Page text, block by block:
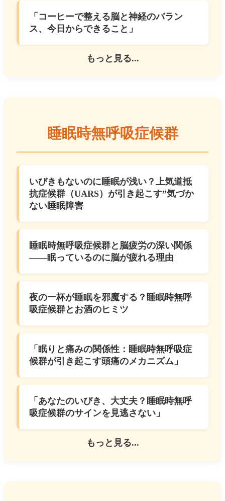
「コーヒーで整える脳と神経のバラン
ス、今日からできること」
もっと見る...
睡眠時無呼吸症候群
いびきもないのに睡眠が浅い？上気道抵
抗症候群（UARS）が引き起こす”気づか
ない睡眠障害
睡眠時無呼吸症候群と脳疲労の深い関係
――眠っているのに脳が疲れる理由
夜の一杯が睡眠を邪魔する？睡眠時無呼
吸症候群とお酒のヒミツ
「眠りと痛みの関係性：睡眠時無呼吸症
候群が引き起こす頭痛のメカニズム」
「あなたのいびき、大丈夫？睡眠時無呼
吸症候群のサインを見逃さない」
もっと見る...